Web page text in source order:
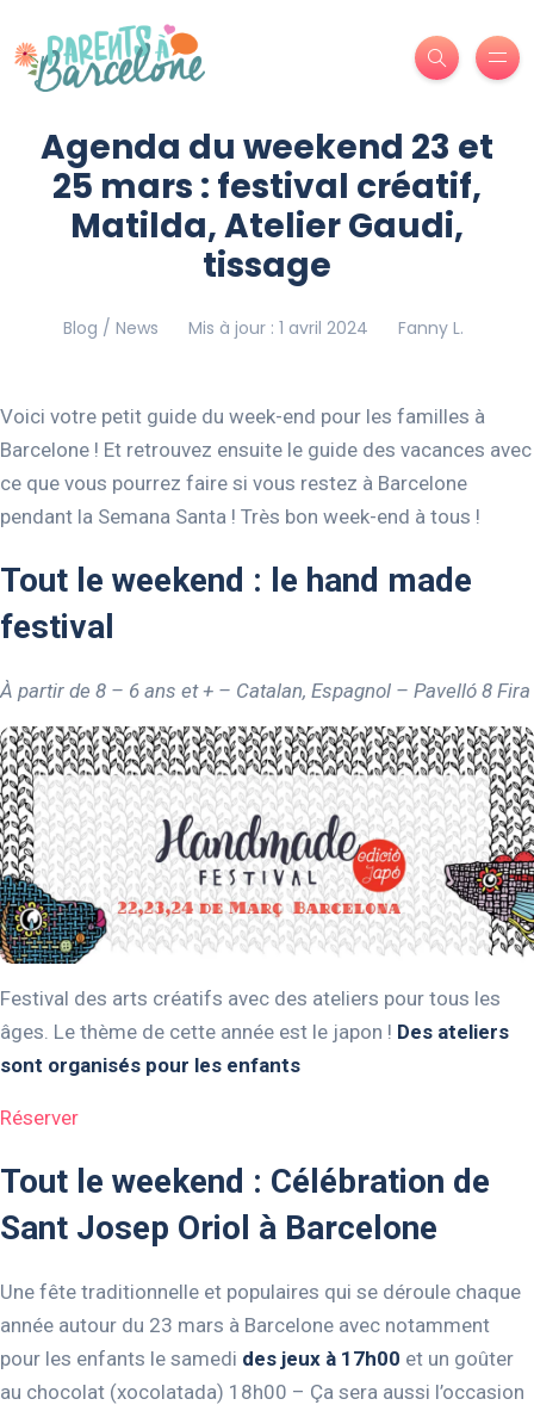
Agenda du weekend 23 et
25 mars : festival créatif,
Matilda, Atelier Gaudi,
tissage
Blog / News Mis à jour : 1 avril 2024 Fanny L.
Voici votre petit guide du week-end pour les familles à
Barcelone ! Et retrouvez ensuite le guide des vacances avec
ce que vous pourrez faire si vous restez à Barcelone
pendant la Semana Santa ! Très bon week-end à tous !
Tout le weekend : le hand made
festival
À partir de 8 – 6 ans et + – Catalan, Espagnol – Pavelló 8 Fira
Festival des arts créatifs avec des ateliers pour tous les
âges. Le thème de cette année est le japon ! Des ateliers
sont organisés pour les enfants
Réserver
Tout le weekend : Célébration de
Sant Josep Oriol à Barcelone
Une fête traditionnelle et populaires qui se déroule chaque
année autour du 23 mars à Barcelone avec notamment
pour les enfants le samedi des jeux à 17h00 et un goûter
au chocolat (xocolatada) 18h00 – Ça sera aussi l’occasion